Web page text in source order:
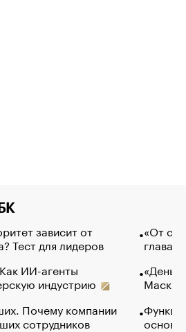
зависит от
Тест для лидеров
ИИ-агенты
индустрию
Почему компании
сотрудников
«От
глава
Маск в
основ